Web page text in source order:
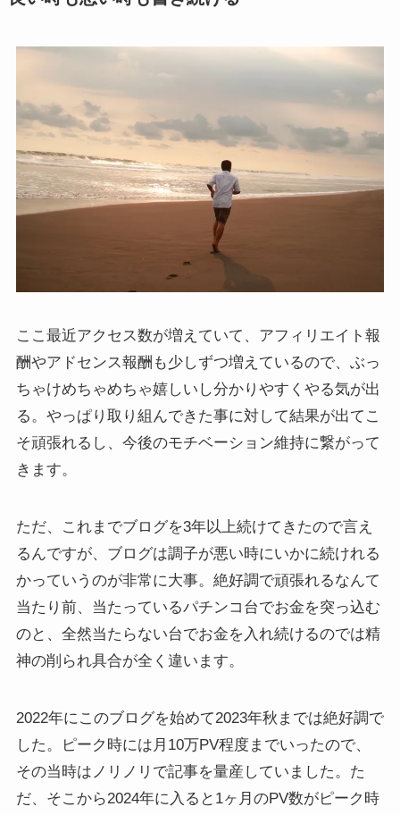
ここ最近アクセス数が増えていて、アフィリエイト報
酬やアドセンス報酬も少しずつ増えているので、ぶっ
ちゃけめちゃめちゃ嬉しいし分かりやすくやる気が出
る。やっぱり取り組んできた事に対して結果が出てこ
そ頑張れるし、今後のモチベーション維持に繋がって
きます。
ただ、これまでブログを3年以上続けてきたので言え
るんですが、ブログは調子が悪い時にいかに続けれる
かっていうのが非常に大事。絶好調で頑張れるなんて
当たり前、当たっているパチンコ台でお金を突っ込む
のと、全然当たらない台でお金を入れ続けるのでは精
神の削られ具合が全く違います。
2022年にこのブログを始めて2023年秋までは絶好調で
した。ピーク時には月10万PV程度までいったので、
その当時はノリノリで記事を量産していました。た
だ、そこから2024年に入ると1ヶ月のPV数がピーク時